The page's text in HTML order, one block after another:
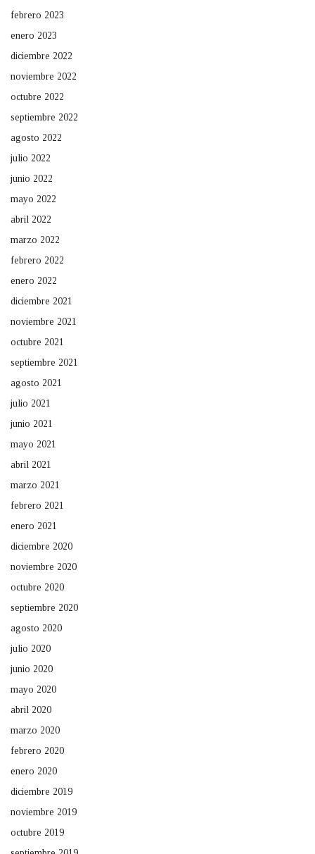
febrero 2023
enero 2023
diciembre 2022
noviembre 2022
octubre 2022
septiembre 2022
agosto 2022
julio 2022
junio 2022
mayo 2022
abril 2022
marzo 2022
febrero 2022
enero 2022
diciembre 2021
noviembre 2021
octubre 2021
septiembre 2021
agosto 2021
julio 2021
junio 2021
mayo 2021
abril 2021
marzo 2021
febrero 2021
enero 2021
diciembre 2020
noviembre 2020
octubre 2020
septiembre 2020
agosto 2020
julio 2020
junio 2020
mayo 2020
abril 2020
marzo 2020
febrero 2020
enero 2020
diciembre 2019
noviembre 2019
octubre 2019